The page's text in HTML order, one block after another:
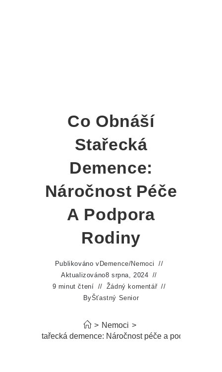
Co Obnáší
Stařecká
Demence:
Náročnost Péče
A Podpora
Rodiny
Publikováno v Demence/Nemoci
Aktualizováno8 srpna, 2024
9 minut čtení
Žádný komentář
ByŠťastný Senior
> Nemoci >
obnáší stařecká demence: Náročnost péče a podpora